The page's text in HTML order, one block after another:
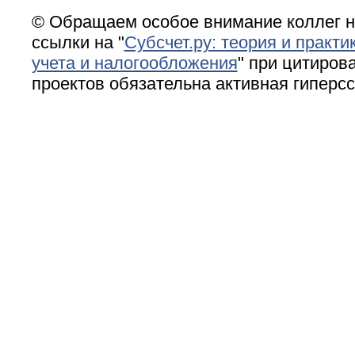
© Обращаем особое внимание коллег
ссылки на "Субсчет.ру: теория и
учета и налогообложения" при
проектов обязательна активная